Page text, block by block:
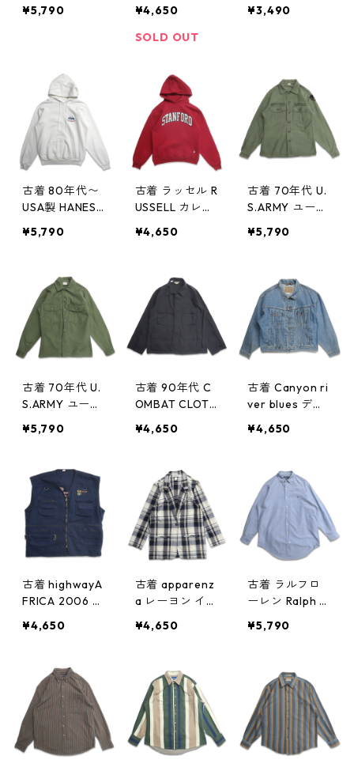
リント スウェ
989n w50820
¥5,790
ナー 杢グレー
表記：-- gd4
¥4,650
SOLD OUT
ーナー グリー
¥3,490
古着 80年代〜
USA製 HANES
ェットパーカー
繍 ホワイト 表
記：L gd406
976n w50819
¥5,790
古着 ラッセル R
USSELL カレッ
パーカー トレ
ッペン レッド
表記：M gd4
06975n w5081
9
¥4,650
古着 70年代 U.
S.ARMY ユーテ
ファティーグシ
表記：15 1/2×3
5 gd406969n
w50819
¥5,790
古着 70年代 U.
S.ARMY ユーテ
ファティーグシ
ツ ミリタリー
表記：14 1/2×3
3 gd406968n
w50819
¥5,790
古着 90年代 C
OMBAT CLOTH
ー BDUジャケ
ドジャケット
ブラック 表
記：XL-LONG
gd406967n
w50819
¥4,650
古着 Canyon ri
ver blues デニ
ジージャン 表
965n w50818
¥4,650
古着 highwayA
FRICA 2006 刺
グベスト ネイ
gd406964n w5
0818
¥4,650
古着 apparenz
a レーヨン イー
テーラードジャ
406963n w50
818
¥4,650
古着 ラルフロ
ーレン Ralph L
ウンシャツ 長
記：16-33 gd
406960n w50
818
¥5,790